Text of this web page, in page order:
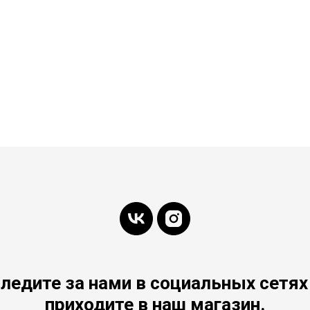
за нами в социальных
приходите в наш магазин.